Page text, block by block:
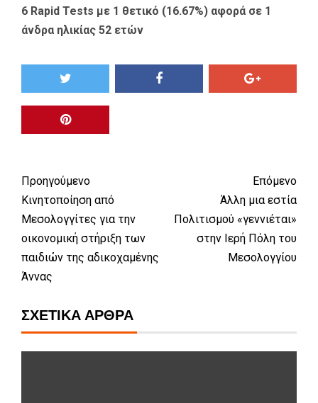
6 Rapid Tests με 1 θετικό (16.67%) αφορά σε 1
άνδρα ηλικίας 52 ετών
Προηγούμενο
Κινητοποίηση από
Μεσολογγίτες για την
οικονομική στήριξη των
παιδιών της αδικοχαμένης
Άννας
Επόμενο
Άλλη μια εστία
Πολιτισμού «γεννιέται»
στην Ιερή Πόλη του
Μεσολογγίου
ΣΧΕΤΙΚΆ ΆΡΘΡΑ